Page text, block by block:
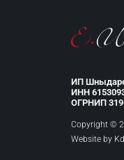
ИП
ИНН
ОГРНИП
Copyright ©
Website by